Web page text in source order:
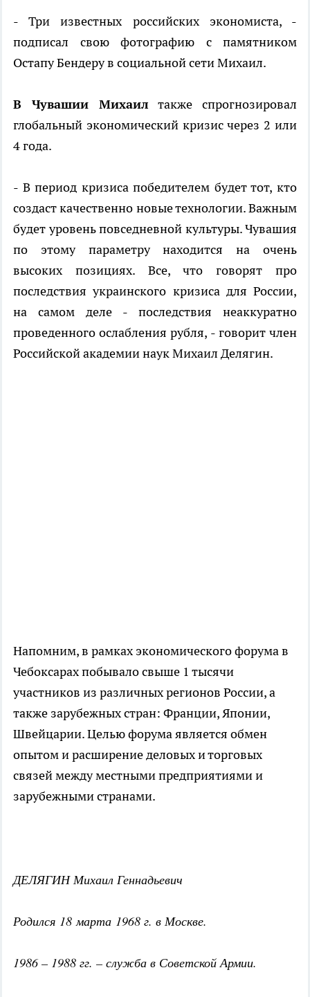
- Три известных российских экономиста, -
подписал свою фотографию с памятником
Остапу Бендеру в социальной сети Михаил.
В Чувашии Михаил также спрогнозировал
глобальный экономический кризис через 2 или
4 года.
- В период кризиса победителем будет тот, кто
создаст качественно новые технологии. Важным
будет уровень повседневной культуры. Чувашия
по этому параметру находится на очень
высоких позициях. Все, что говорят про
последствия украинского кризиса для России,
на самом деле - последствия неаккуратно
проведенного ослабления рубля, - говорит член
Российской академии наук Михаил Делягин.
Напомним, в рамках экономического форума в
Чебоксарах побывало свыше 1 тысячи
участников из различных регионов России, а
также зарубежных стран: Франции, Японии,
Швейцарии. Целью форума является обмен
опытом и расширение деловых и торговых
связей между местными предприятиями и
зарубежными странами.
ДЕЛЯГИН Михаил Геннадьевич
Родился 18 марта 1968 г. в Москве.
1986 – 1988 гг. – служба в Советской Армии.